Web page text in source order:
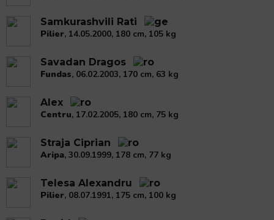
Samkurashvili Rati
Pilier, 14.05.2000, 180 cm, 105 kg
Savadan Dragos
Fundas, 06.02.2003, 170 cm, 63 kg
Alex
Centru, 17.02.2005, 180 cm, 75 kg
Straja Ciprian
Aripa, 30.09.1999, 178 cm, 77 kg
Telesa Alexandru
Pilier, 08.07.1991, 175 cm, 100 kg